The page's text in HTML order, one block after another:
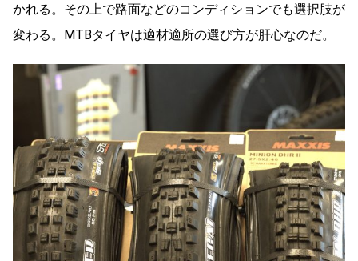
かれる。その上で路面などのコンディションでも選択肢が
変わる。MTBタイヤは適材適所の選び方が肝心なのだ。